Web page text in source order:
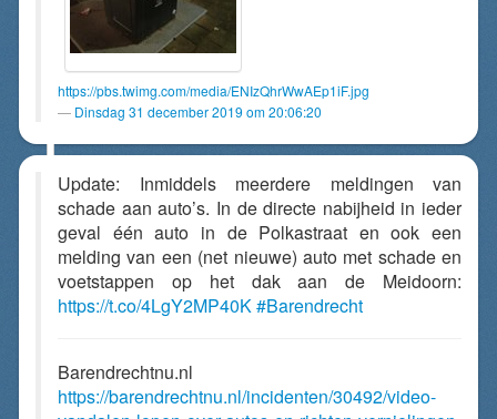
https://pbs.twimg.com/media/ENIzQhrWwAEp1iF.jpg
Dinsdag 31 december 2019 om 20:06:20
Update: Inmiddels meerdere meldingen van
schade aan auto’s. In de directe nabijheid in ieder
geval één auto in de Polkastraat en ook een
melding van een (net nieuwe) auto met schade en
voetstappen op het dak aan de Meidoorn:
https://t.co/4LgY2MP40K#Barendrecht
Barendrechtnu.nl
https://barendrechtnu.nl/incidenten/30492/video-